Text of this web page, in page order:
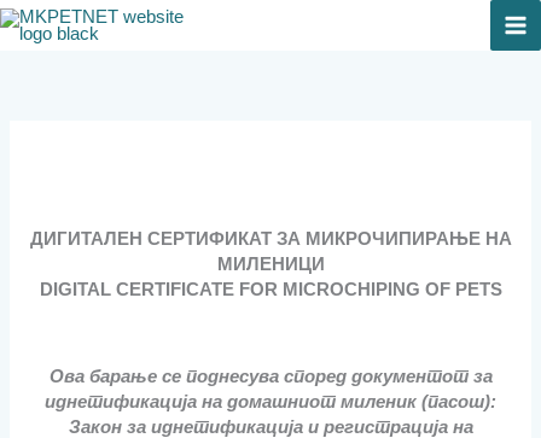
Skip
ДИГИТАЛЕН СЕРТИФИКАТ ЗА МИКРОЧИПИРАЊЕ НА
МИЛЕНИЦИ
DIGITAL CERTIFICATE FOR MICROCHIPING OF PETS
Ова барање се поднесува според документот за
иднетификација на домашниот миленик (пасош):
Закон за иднетификација и регистрација на